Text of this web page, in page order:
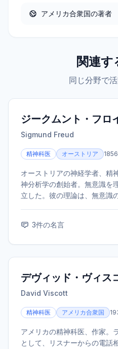
アメリカ合衆国の著者
関連す
同じ分野で
ジークムント・フロ
Sigmund Freud
精神科医 オーストリア
オーストリアの神経学者、精
神分析学の創始者。無意識を
立した。彼の理論は、無意識
3件の名言
デヴィッド・ヴィス
David Viscott
精神科医 アメリカ合衆国
アメリカの精神科医、作家。
として、リスナーからの電話